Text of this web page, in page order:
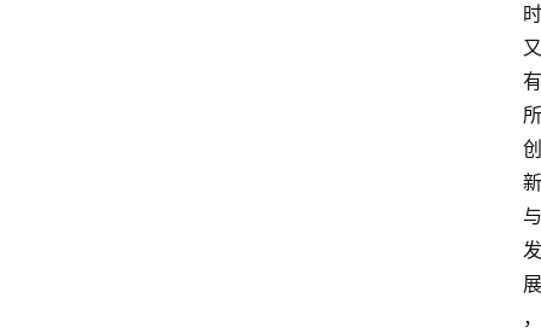
时
又
有
所
创
新
与
发
展
，